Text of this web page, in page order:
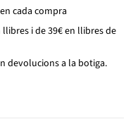
cada compra
i de 39€ en llibres de
devolucions a la botiga.